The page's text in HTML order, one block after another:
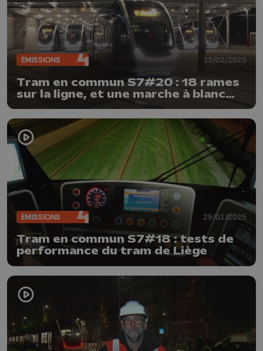
ÉMISSIONS 13/02/2025
Tram en commun S7#20 : 18 rames
sur la ligne, et une marche à blanc
confirmée
ÉMISSIONS 29/01/2025
Tram en commun S7#18 : tests de
performance du tram de Liège